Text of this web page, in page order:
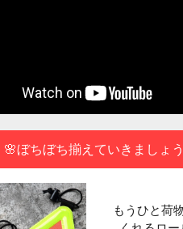
🌸ぼちぼち揃えていきましょ
もうひと荷